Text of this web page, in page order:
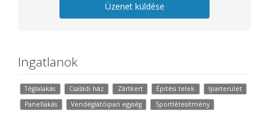
Üzenet küldése
Ingatlanok
Téglalakás Családi ház Zártkert Építési telek
Iparterület
Panellakás
Vendéglátóipari egység Sportlétesítmény